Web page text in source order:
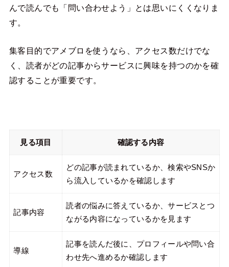
んで読んでも「問い合わせよう」とは思いにくくなりま
す。
集客目的でアメブロを使うなら、アクセス数だけでな
く、読者がどの記事からサービスに興味を持つのかを確
認することが重要です。
見る項目 確認する内容
アクセス数
どの記事が読まれているか、検索やSNSか
ら流入しているかを確認します
記事内容
読者の悩みに答えているか、サービスとつ
ながる内容になっているかを見ます
導線
記事を読んだ後に、プロフィールや問い合
わせ先へ進めるか確認します